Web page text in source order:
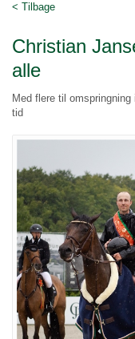
< Tilbage
Christian
alle
Med flere til
tid